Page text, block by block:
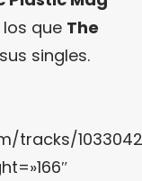
que The
singles.
tracks/